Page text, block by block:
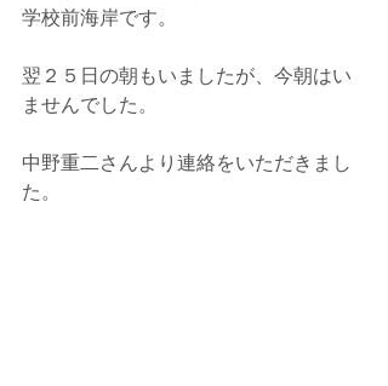
学校前海岸です。
翌２５日の朝もいましたが、今朝はい
ませんでした。
中野重二さんより連絡をいただきまし
た。